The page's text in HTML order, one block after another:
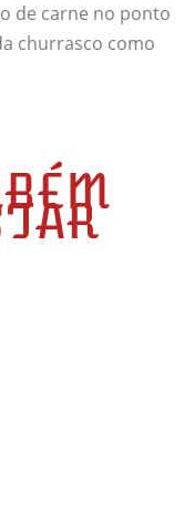
de carne no ponto
churrasco como